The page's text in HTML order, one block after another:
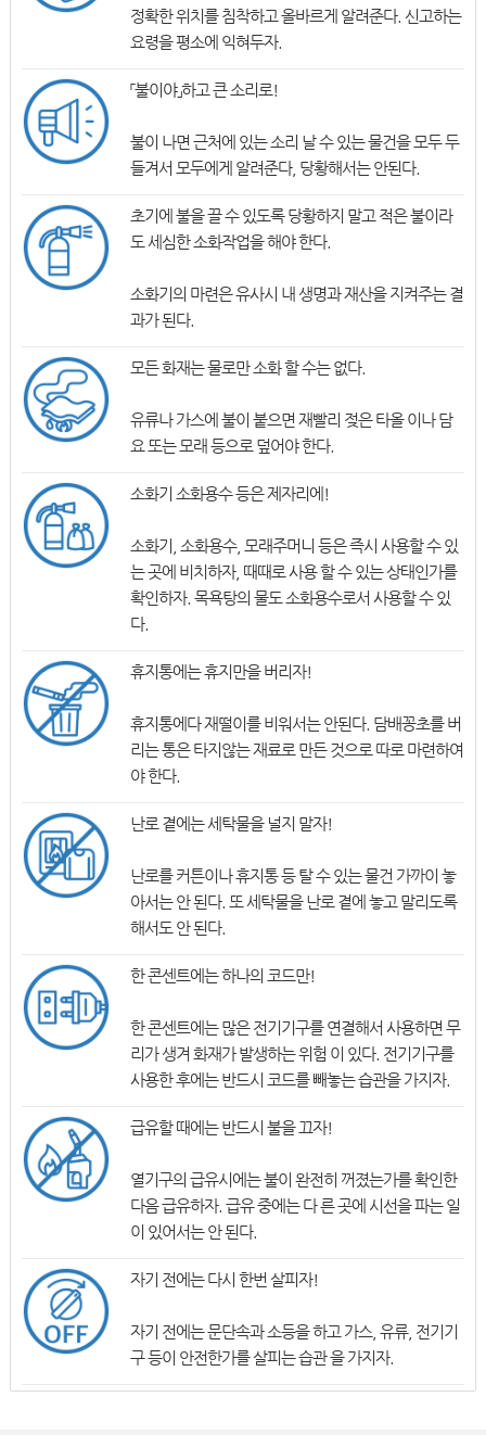
정확한 위치를 침착하고 올바르게 알려준다. 신고하는
요령을 평소에 익혀두자.
「불이야」하고 큰 소리로!
불이 나면 근처에 있는 소리 날 수 있는 물건을 모두 두
들겨서 모두에게 알려준다, 당황해서는 안된다.
초기에 불을 끌 수 있도록 당황하지 말고 적은 불이라
도 세심한 소화작업을 해야 한다.
소화기의 마련은 유사시 내 생명과 재산을 지켜주는 결
과가 된다.
모든 화재는 물로만 소화 할 수는 없다.
유류나 가스에 불이 붙으면 재빨리 젖은 타올 이나 담
요 또는 모래 등으로 덮어야 한다.
소화기 소화용수 등은 제자리에!
소화기, 소화용수, 모래주머니 등은 즉시 사용할 수 있
는 곳에 비치하자, 때때로 사용 할 수 있는 상태인가를
확인하자. 목욕탕의 물도 소화용수로서 사용할 수 있
다.
휴지통에는 휴지만을 버리자!
휴지통에다 재떨이를 비워서는 안된다. 담배꽁초를 버
리는 통은 타지않는 재료로 만든 것으로 따로 마련하여
야 한다.
난로 곁에는 세탁물을 널지 말자!
난로를 커튼이나 휴지통 등 탈 수 있는 물건 가까이 놓
아서는 안 된다. 또 세탁물을 난로 곁에 놓고 말리도록
해서도 안 된다.
한 콘센트에는 하나의 코드만!
한 콘센트에는 많은 전기기구를 연결해서 사용하면 무
리가 생겨 화재가 발생하는 위험 이 있다. 전기기구를
사용한 후에는 반드시 코드를 빼놓는 습관을 가지자.
급유할 때에는 반드시 불을 끄자!
열기구의 급유시에는 불이 완전히 꺼졌는가를 확인한
다음 급유하자. 급유 중에는 다 른 곳에 시선을 파는 일
이 있어서는 안 된다.
자기 전에는 다시 한번 살피자!
자기 전에는 문단속과 소등을 하고 가스, 유류, 전기기
구 등이 안전한가를 살피는 습관 을 가지자.